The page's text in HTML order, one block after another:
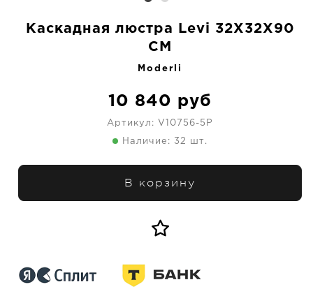
Каскадная люстра Levi 32X32X90
CM
Moderli
10 840 руб
Артикул: V10756-5P
Наличие: 32 шт.
В корзину